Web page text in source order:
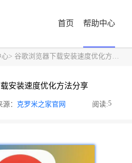
首页 帮助中心
> 谷歌浏览器下载安装速度优化方法分享
安装速度优化方法分享
源： 克罗米之家官网 阅读:5